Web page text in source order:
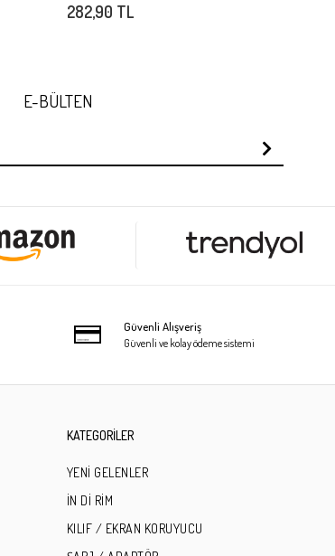
282,90 TL
E-BÜLTEN
Güvenli Alışveriş
Güvenli ve kolay ödeme sistemi
KATEGORİLER
YENİ GELENLER
İN Dİ RİM
KILIF / EKRAN KORUYUCU